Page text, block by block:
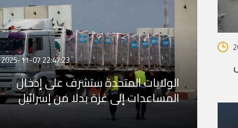
2025-11-07 22:47:23
الولايات المتحدة ستشرف على إدخال
المساعدات إلى غزة بدلا من إسرائيل